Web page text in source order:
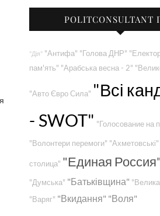
POLITCONSULTANT
"Дія" "Антифа" "Голова ДНР"
пам'ять" "Арабська весна - 2"
"Авто Євро Сила" "Всі
- SWOT" "Голосование на
"Волонтери перемоги" "Ахметовські"
столица" "Единая Россия"
"Думська" "Батьківщина"
"Варяг" "Вкидання" "Воля"